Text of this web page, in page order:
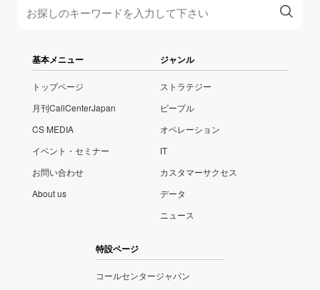
基本メニュー
トップページ
月刊CallCenterJapan
CS MEDIA
イベント・セミナー
お問い合わせ
About us
ジャンル
ストラテジー
ピープル
オペレーション
IT
カスタマーサクセス
データ
ニュース
特設ページ
コールセンタージャパン